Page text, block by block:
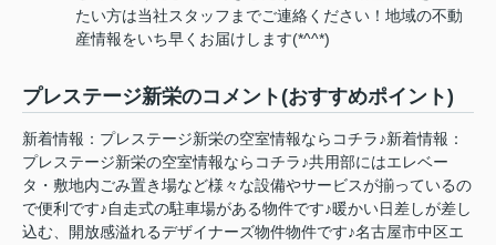
たい方は当社スタッフまでご連絡ください！地域の不動
産情報をいち早くお届けします(*^^*)
プレステージ新栄のコメント(おすすめポイント)
新着情報：プレステージ新栄の空室情報ならコチラ♪新着情報：
プレステージ新栄の空室情報ならコチラ♪共用部にはエレベー
タ・敷地内ごみ置き場など様々な設備やサービスが揃っているの
で便利です♪自走式の駐車場がある物件です♪暖かい日差しが差し
込む、開放感溢れるデザイナーズ物件物件です♪名古屋市中区エ